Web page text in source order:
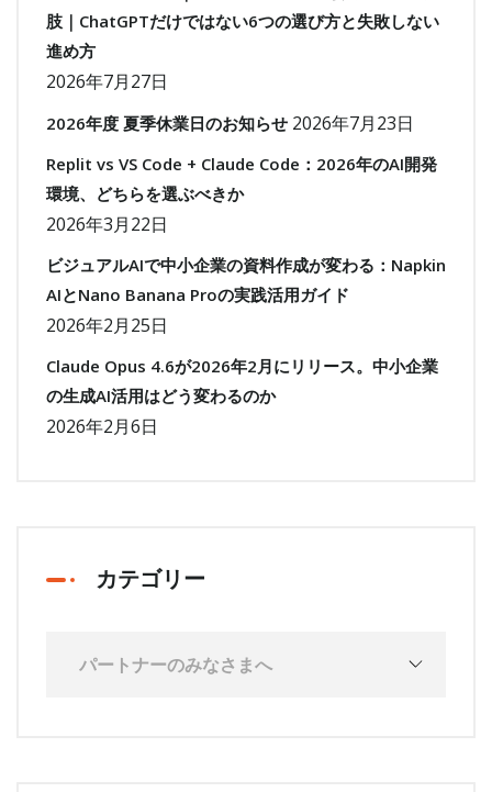
肢｜ChatGPTだけではない6つの選び方と失敗しない
進め方
2026年7月27日
2026年度 夏季休業日のお知らせ 2026年7月23日
Replit vs VS Code + Claude Code：2026年のAI開発
環境、どちらを選ぶべきか
2026年3月22日
ビジュアルAIで中小企業の資料作成が変わる：Napkin
AIとNano Banana Proの実践活用ガイド
2026年2月25日
Claude Opus 4.6が2026年2月にリリース。中小企業
の生成AI活用はどう変わるのか
2026年2月6日
カテゴリー